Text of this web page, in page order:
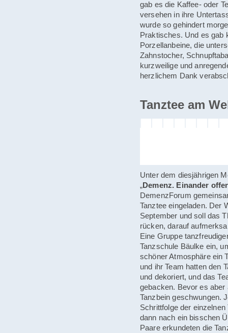
gab es die Kaffee- oder
versehen in ihre
wurde so gehindert
Praktisches. Und es gab
Porzellanbeine, die
Zahnstocher,
kurzweilige und
herzlichem Dank
Tanztee am
Unter dem diesjährigen
„Demenz. Einander
DemenzForum
Tanztee eingeladen. Der
September und soll das
rücken, darauf
Eine Gruppe
Tanzschule Bäulke ein,
schöner Atmosphäre ein
und ihr Team hatten den
und dekoriert, und das
gebacken. Bevor es aber
Tanzbein geschwungen.
Schrittfolge der
dann nach ein bisschen
Paare erkundeten die